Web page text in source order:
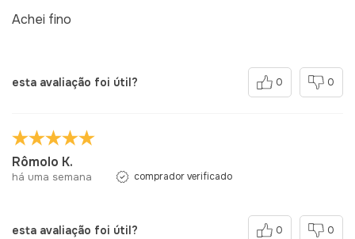
Achei fino
esta avaliação foi útil? 0 0
Rômolo K.
há uma semana comprador verificado
esta avaliação foi útil? 0 0